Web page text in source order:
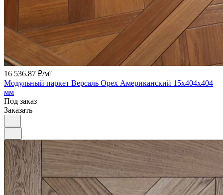
16 536.87 ₽/м²
Модульный паркет Версаль Орех Американский 15х404х404
мм
Под заказ
Заказать